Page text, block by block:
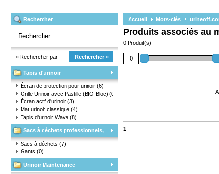
Rechercher
» Rechercher par
marque
Rechercher »
Tapis d'urinoir
Écran de protection pour urinoir (6)
Grille Urinoir avec Pastille (BIO-Bloc) (0)
Écran actif d'urinoir (3)
Mat urinoir classique (4)
Tapis d'urinoir Wave (8)
Sacs à déchets professionnels,
matériaux d'emballage et gants
Sacs à déchets (7)
Gants (0)
Urinoir Maintenance
Accueil Mots-clés
Produits associés au
0 Produit(s)
1